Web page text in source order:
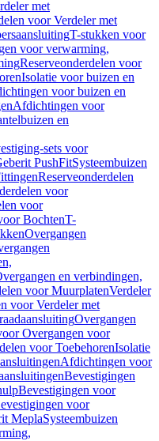
met
voor Verdeler met
T-stukken voor
voor verwarming,
Reserveonderdelen voor
Isolatie voor buizen en
voor buizen en
Afdichtingen voor
en
sets voor
PushFitSysteembuizen
Reserveonderdelen
voor
voor
BochtenT-
Overgangen
en verbindingen,
voor MuurplatenVerdeler
voor Verdeler met
Overgangen
Overgangen voor
voor ToebehorenIsolatie
Afdichtingen voor
Bevestigingen
Bevestigingen voor
voor
MeplaSysteembuizen